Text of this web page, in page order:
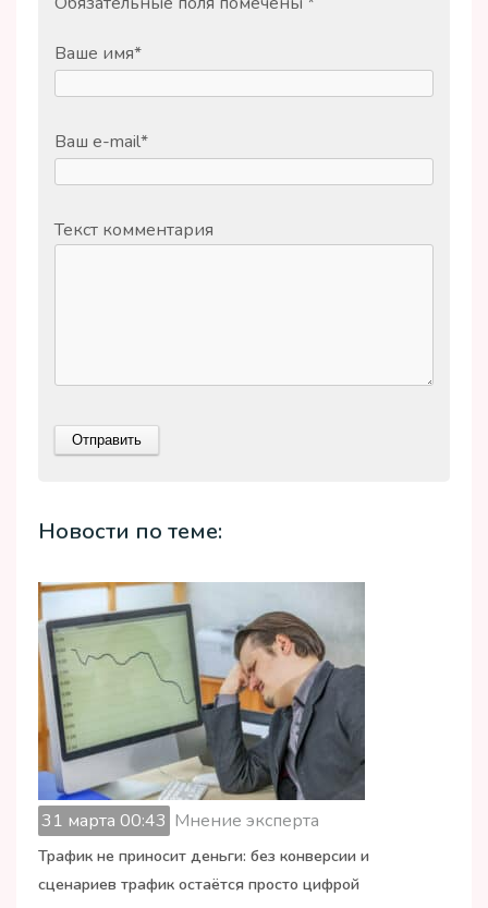
Ваше имя*
Ваш e-mail*
Текст комментария
Новости по теме:
31 марта 00:43 Мнение эксперта
Трафик не приносит деньги: без конверсии и
сценариев трафик остаётся просто цифрой